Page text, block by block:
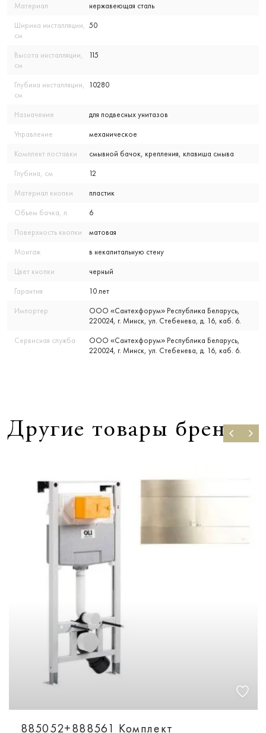
Материал нержавеющая сталь
Ширина инсталляции,
см
50
Высота инсталляции,
см
115
Глубина инсталляции,
см
10280
Назначение для подвесных унитазов
Управление механическое
Комплект поставки смывной бачок, крепления, клавиша смыва
Глубина, см 12
Материал кнопки пластик
Объем бачка, л 6
Поверхность кнопки матовая
Монтаж в некапитальную стену
Цвет кнопки черный
Гарантия 10 лет
Импортер
ООО «Сантехфорум» Республика Беларусь,
220024, г. Минск, ул. Стебенева, д. 16, каб. 6.
Сервисная служба
ООО «Сантехфорум» Республика Беларусь,
220024, г. Минск, ул. Стебенева, д. 16, каб. 6.
Другие товары бренда
885052+888561 Комплект